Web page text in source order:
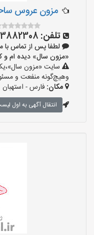
مزون عروس
تلفن:
لطفا پس از تماس با
«مزون سال» دیده ام و کد «مزون-
سایت «مزون
وهیچ‌گونه منفعت و
مکان: فارس - استهبان
انتقال آگهی به اول